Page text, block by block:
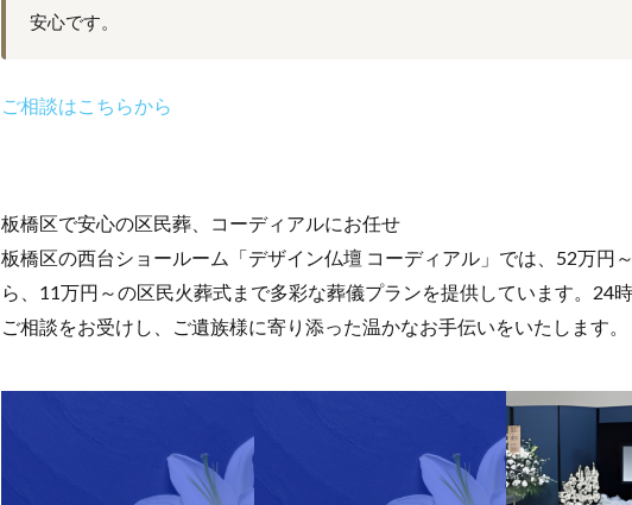
安心です。
ご相談はこちらから
板橋区で安心の区民葬、コーディアルにお任せ
板橋区の西台ショールーム「デザイン仏壇 コーディアル」では、52万円
ら、11万円～の区民火葬式まで多彩な葬儀プランを提供しています。24
ご相談をお受けし、ご遺族様に寄り添った温かなお手伝いをいたします。